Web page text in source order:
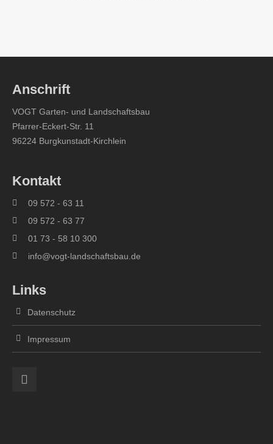
Anschrift
VOGT Garten- und Landschaftsbau
Pfarrer-Eckert-Str. 11
96224 Burgkunstadt-Kirchlein
Kontakt
09 572 - 63 11
09 572 - 63 77
01 73 - 58 10 300
info@vogt-landschaftsbau.de
Links
Datenschutz
Impressum